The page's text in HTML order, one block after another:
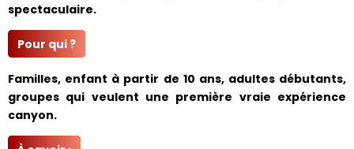
spectaculaire.
Pour qui ?
Familles, enfant à partir de 10 ans, adultes débutants,
groupes qui veulent une première vraie expérience
canyon.